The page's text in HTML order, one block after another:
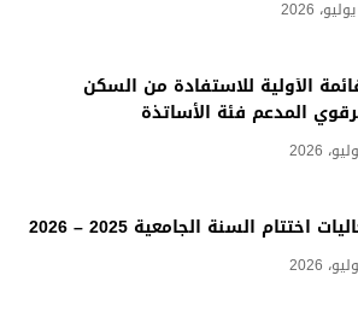
الأولية للاستفادة من السكن
المدعم فئة الأساتذة
اختتام السنة الجامعية 2025 – 2026